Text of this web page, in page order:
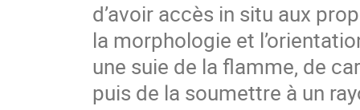
d’avoir accès in situ aux
la morphologie et
une suie de la flamme, de
puis de la soumettre à un